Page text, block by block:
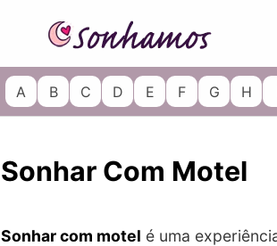
A B C D E F G H
Sonhar Com Motel
Sonhar com motel é uma